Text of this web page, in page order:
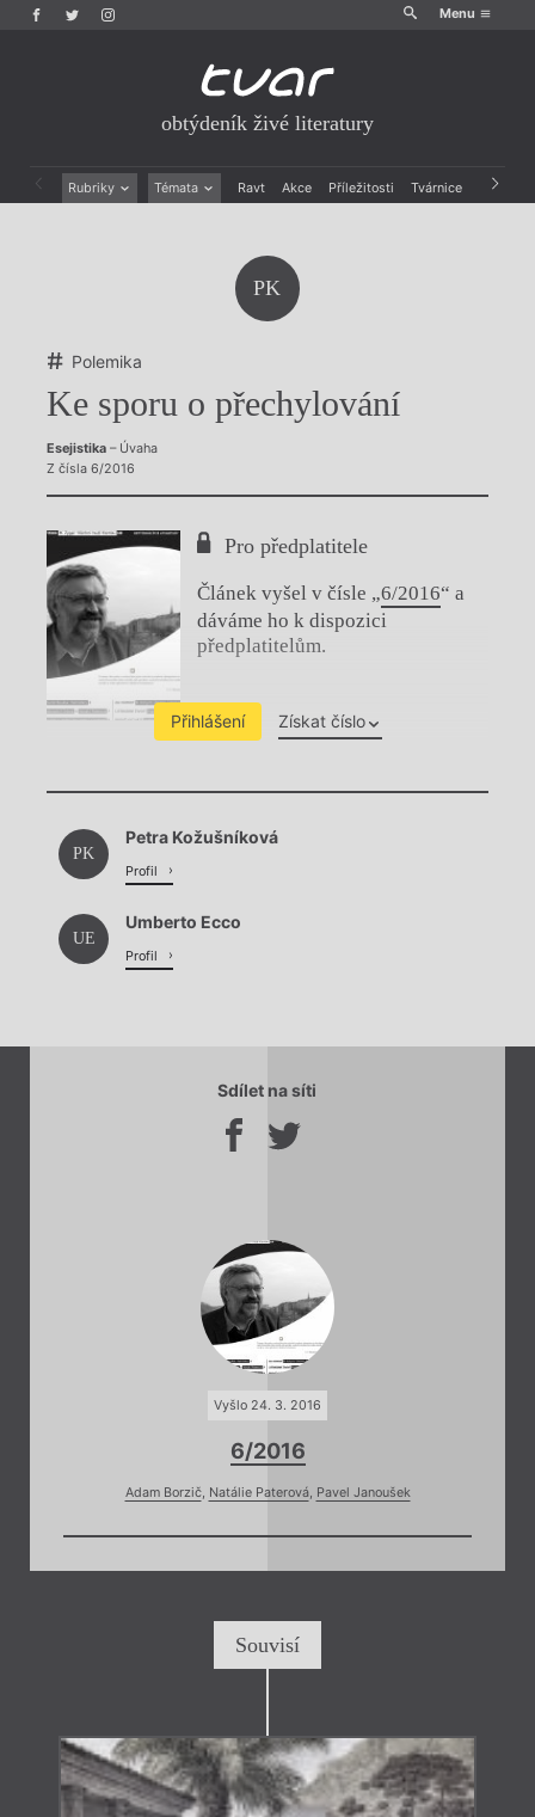
Menu
obtýdeník živé literatury
Rubriky Témata Ravt Akce Příležitosti Tvárnice Archiv
PK
Polemika
Ke sporu o přechylování
Esejistika– Úvaha
Z čísla 6/2016
Pro předplatitele
Článek vyšel v čísle „6/2016“ a
dáváme ho k dispozici
předplatitelům.
Přihlášení Získat číslo
Chviličku.
Načítá se.
PK
Petra Kožušníková
Profil
UE
Umberto Ecco
Profil
Sdílet na síti
Vyšlo 24. 3. 2016
6/2016
Adam Borzič, Natálie Paterová, Pavel Janoušek
Souvisí